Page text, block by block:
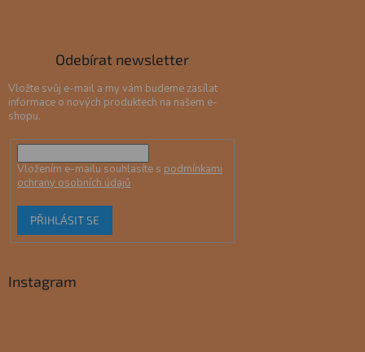
Odebírat newsletter
Vložte svůj e-mail a my vám budeme zasílat
informace o nových produktech na našem e-
shopu.
Vložením e-mailu souhlasíte s podmínkami
ochrany osobních údajů
PŘIHLÁSIT SE
Instagram